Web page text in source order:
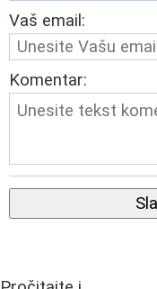
Vaš email:
Komentar: